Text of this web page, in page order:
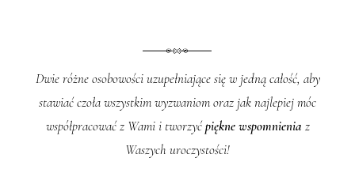
Dwie różne osobowości uzupełniające się w jedną całość, aby
stawiać czoła wszystkim wyzwaniom oraz jak najlepiej móc
współpracować z Wami i tworzyćpiękne wspomnienia z
Waszych uroczystości!